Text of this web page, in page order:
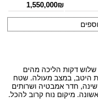
1,550,000₪
שלוש דקות הליכה מהים
היטב, במצב מעולה. שטח
שינה, חדר אמבטיה ושרותים
מיקום נוח קרוב להכל.